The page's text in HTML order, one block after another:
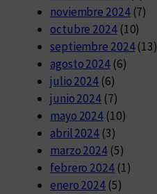
noviembre 2024(7)
octubre 2024(10)
septiembre 2024(13)
agosto 2024(6)
julio 2024 (6)
junio 2024 (7)
mayo 2024 (10)
abril 2024 (3)
marzo 2024 (5)
febrero 2024(1)
enero 2024 (5)